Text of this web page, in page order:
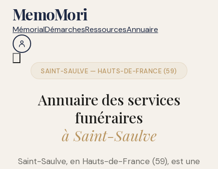
MemoMori
MémorialDémarchesRessourcesAnnuaire
SAINT-SAULVE — HAUTS-DE-FRANCE (59)
Annuaire des services
funéraires
à Saint-Saulve
Saint-Saulve, en Hauts-de-France (59), est une